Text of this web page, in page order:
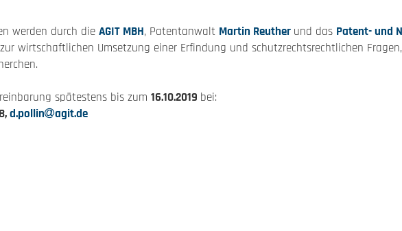
werden durch die AGIT MBH, Patentanwalt Martin Reuther und das Patent- und
wirtschaftlichen Umsetzung einer Erfindung und schutzrechtsrechtlichen
spätestens bis zum 16.10.2019 bei:
d.pollin
agit.de